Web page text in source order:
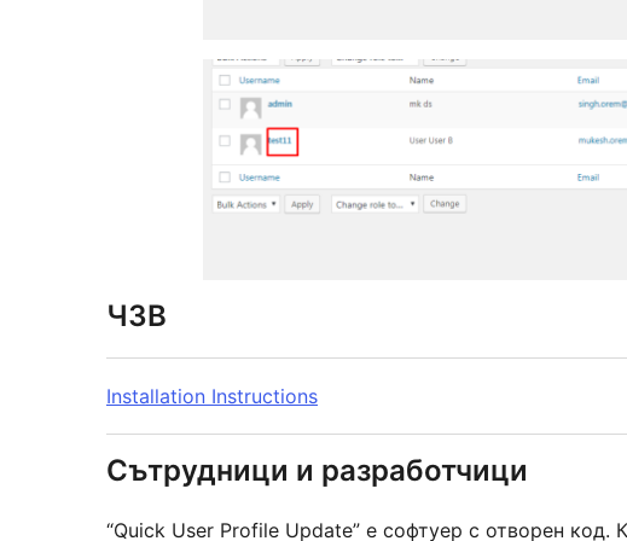
ЧЗВ
Installation Instructions
Сътрудници и разработчици
“Quick User Profile Update” е софтуер с отворен